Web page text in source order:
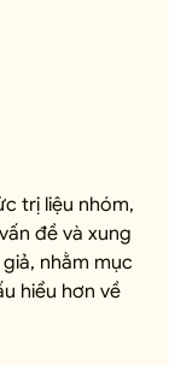
trị liệu nhóm,
đề và xung
nhằm mục
hiểu hơn về